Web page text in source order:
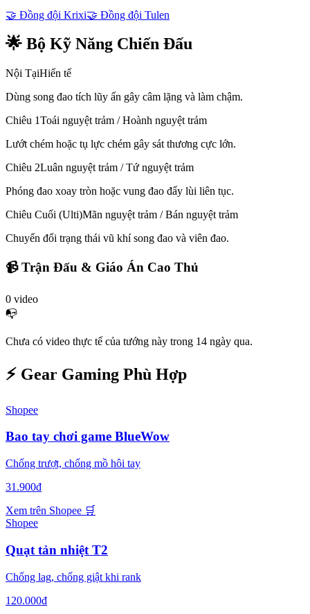
🤝 Đồng đội Krixi🤝 Đồng đội Tulen
🌟 Bộ Kỹ Năng Chiến Đấu
Nội TạiHiến tế
Dùng song đao tích lũy ấn gây câm lặng và làm chậm.
Chiêu 1Toái nguyệt trảm / Hoành nguyệt trảm
Lướt chém hoặc tụ lực chém gây sát thương cực lớn.
Chiêu 2Luân nguyệt trảm / Tứ nguyệt trảm
Phóng đao xoay tròn hoặc vung đao đẩy lùi liên tục.
Chiêu Cuối (Ulti)Mãn nguyệt trảm / Bán nguyệt trảm
Chuyển đổi trạng thái vũ khí song đao và viên đao.
📹 Trận Đấu & Giáo Án Cao Thủ
0 video
📭
Chưa có video thực tế của tướng này trong 14 ngày qua.
⚡ Gear Gaming Phù Hợp
Shopee
Bao tay chơi game BlueWow
Chống trượt, chống mồ hôi tay
31.900đ
Xem trên Shopee 🛒
Shopee
Quạt tản nhiệt T2
Chống lag, chống giật khi rank
120.000đ